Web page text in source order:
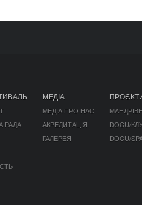
РАДА
МЕДІА
МЕДІА ПРО НАС
АКРЕДИТАЦІЯ
ГАЛЕРЕЯ
DOCU/
DOCU/